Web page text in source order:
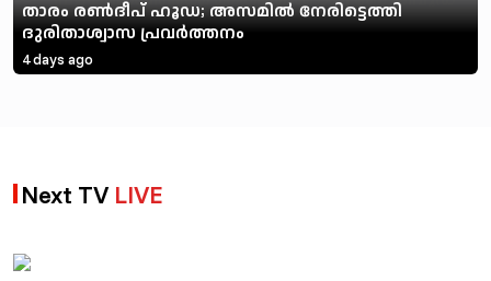
താരം രൺദീപ് ഹൂഡ; അസമിൽ നേരിട്ടെത്തി
ദുരിതാശ്വാസ പ്രവർത്തനം
4 days ago
Next TV LIVE